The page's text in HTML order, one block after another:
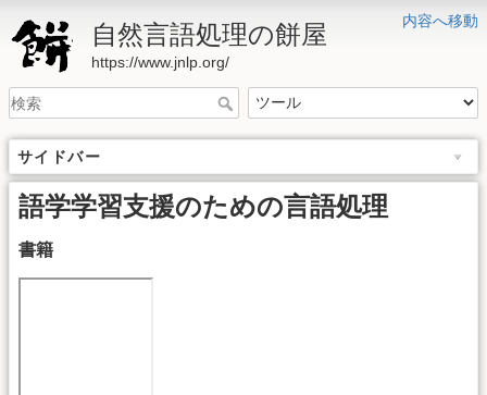
内容へ移動
自然言語処理の餅屋
https://www.jnlp.org/
サイドバー
語学学習支援のための言語処理
書籍